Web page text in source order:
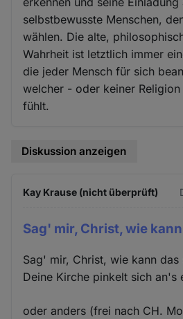
selbstbewusste Menschen,
wählen. Die alte,
Wahrheit ist letztlich immer
die jeder Mensch für sich
welcher - oder keiner
fühlt.
Diskussion anzeigen
Kay Krause (nicht überprüft)
Sag' mir, Christ, wie kann
Sag' mir, Christ, wie kann das
Deine Kirche pinkelt sich an's
oder anders (frei nach CH.